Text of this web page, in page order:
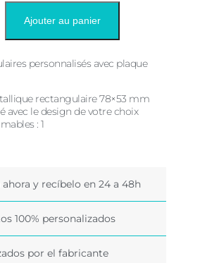
Ajouter au panier
personnalisés avec plaque
rectangulaire 78×53 mm
avec le design de votre choix
: 1
y recíbelo en 24 a 48h
100% personalizados
por el fabricante